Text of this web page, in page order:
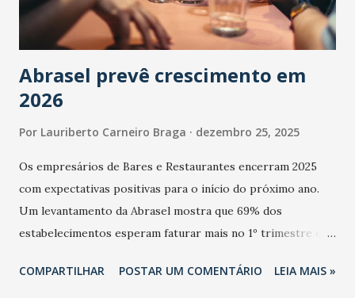
Abrasel prevê crescimento em
2026
Por Lauriberto Carneiro Braga dezembro 25, 2025
Os empresários de Bares e Restaurantes encerram 2025
com expectativas positivas para o início do próximo ano.
Um levantamento da Abrasel mostra que 69% dos
estabelecimentos esperam faturar mais no 1º trimestre de
relação ao último trimestre deste ano, 56% também
COMPARTILHAR POSTAR UM COMENTÁRIO LEIA MAIS »